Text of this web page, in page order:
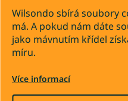
Wilsondo sbírá soubory
má. A pokud nám dáte
jako mávnutím křídel
míru.
Více informací